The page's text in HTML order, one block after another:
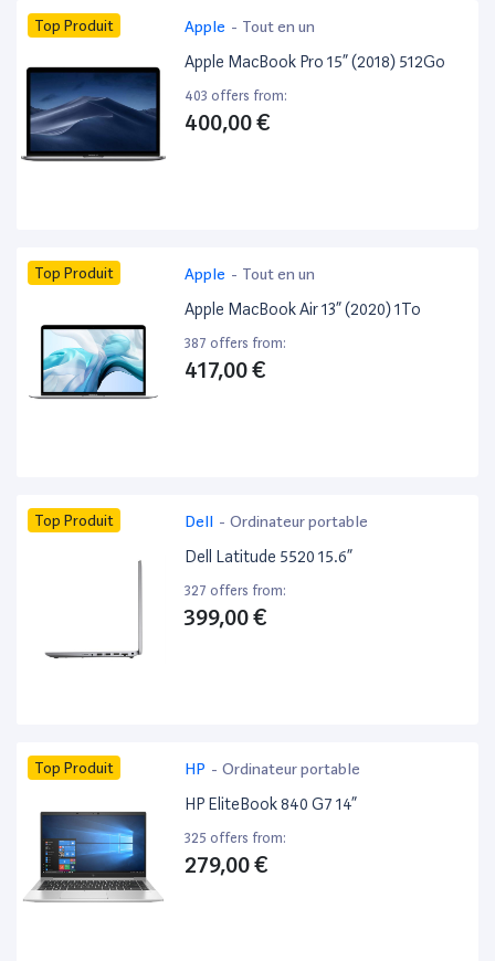
Top Produit Apple - Tout en un
Apple MacBook Pro 15” (2018) 512Go
403 offers from:
400,00 €
Top Produit Apple - Tout en un
Apple MacBook Air 13” (2020) 1To
387 offers from:
417,00 €
Top Produit Dell - Ordinateur portable
Dell Latitude 5520 15.6”
327 offers from:
399,00 €
Top Produit HP - Ordinateur portable
HP EliteBook 840 G7 14”
325 offers from:
279,00 €